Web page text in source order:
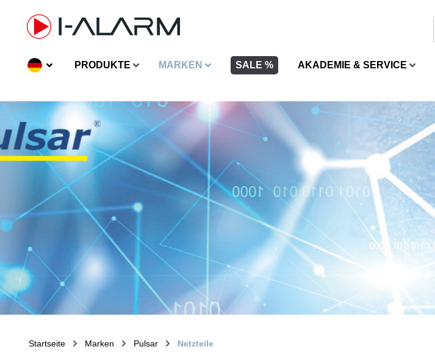
springen
PRODUKTE MARKEN SALE % AKADEMIE & SERVICE
Startseite Marken Pulsar Netzteile